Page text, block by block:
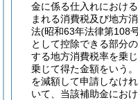
金に係る仕入れにおけ
まれる消費税及び地方
法(昭和63年法律第108
として控除できる部分
する地方消費税率を乗
乗じて得た金額をいう
を減額して申請しなけれ
いて、当該補助金にお